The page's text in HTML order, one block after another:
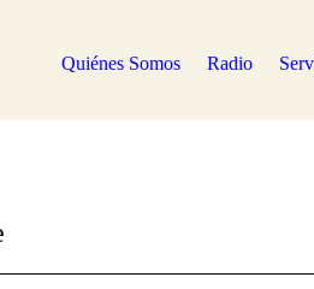
Quiénes Somos Radio